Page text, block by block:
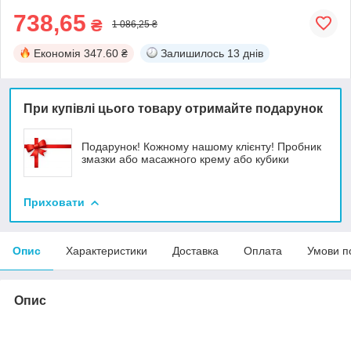
738,65 ₴ 1 086,25 ₴
Економія 347.60 ₴ Залишилось 13 днів
При купівлі цього товару отримайте подарунок
Подарунок! Кожному нашому клієнту! Пробник
змазки або масажного крему або кубики
Приховати
Опис Характеристики Доставка Оплата Умови
Опис